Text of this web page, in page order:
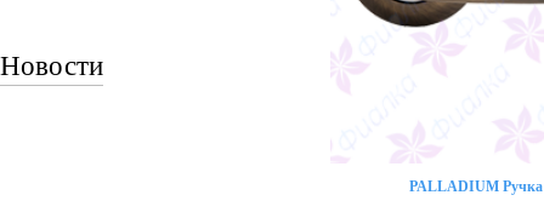
Новости
PALLADIUM Ручка